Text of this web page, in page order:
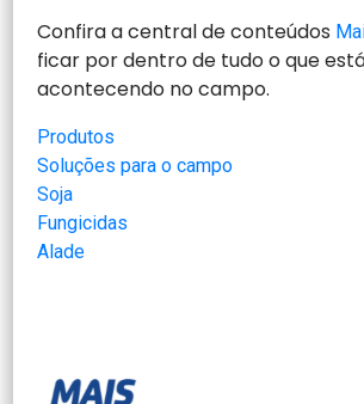
Confira a central de conteúdos
ficar por dentro de tudo o que
acontecendo no campo.
Produtos
Soluções para o campo
Soja
Fungicidas
Alade